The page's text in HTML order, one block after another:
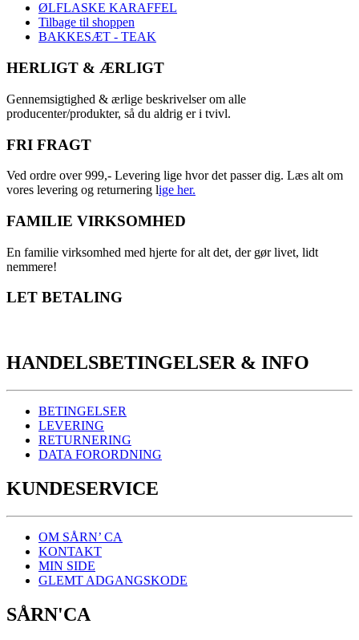
ØLFLASKE KARAFFEL
Tilbage til shoppen
BAKKESÆT - TEAK
HERLIGT & ÆRLIGT
Gennemsigtighed & ærlige beskrivelser om alle
producenter/produkter, så du aldrig er i tvivl.
FRI FRAGT
Ved ordre over 999,- Levering lige hvor det passer dig. Læs alt om
vores levering og returnering lige her.
FAMILIE VIRKSOMHED
En familie virksomhed med hjerte for alt det, der gør livet, lidt
nemmere!
LET BETALING
HANDELSBETINGELSER & INFO
BETINGELSER
LEVERING
RETURNERING
DATA FORORDNING
KUNDESERVICE
OM SÅRN’ CA
KONTAKT
MIN SIDE
GLEMT ADGANGSKODE
SÅRN'CA